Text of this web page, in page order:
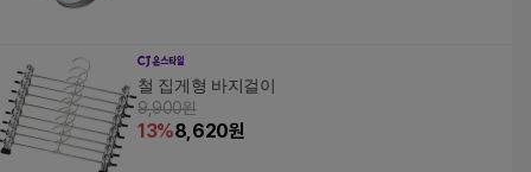
철 집게형 바지걸이
9,900원
13%8,620원